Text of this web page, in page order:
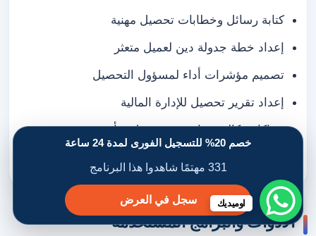
كتابة رسائل وخطابات تحصيل مهنية
إعداد خطة جدولة دين لعميل متعثر
تصميم مؤشرات أداء لمسؤول التحصيل
إعداد تقرير تحصيل للإدارة المالية
محاكاة مكالمة تفاوض مع عميل متأخر
الأدوات والبرامج المستخدمة
اوميديك
خصم 20% للتسجيل الفورى لمدة 24 ساعة
331 مهتمًا شاهدوا هذا البرنامج
سجل في العرض